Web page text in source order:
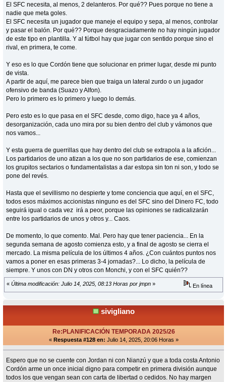
El SFC necesita, al menos, 2 delanteros. Por qué?? Pues porque no tiene a
nadie que meta goles.
El SFC necesita un jugador que maneje el equipo y sepa, al menos, controlar
y pasar el balón. Por qué?? Porque desgraciadamente no hay ningún jugador
de este tipo en plantilla. Y al fútbol hay que jugar con sentido porque sino el
rival, en primera, te come.
Y eso es lo que Cordón tiene que solucionar en primer lugar, desde mi punto
de vista.
A partir de aquí, me parece bien que traiga un lateral zurdo o un jugador
ofensivo de banda (Suazo y Alfon).
Pero lo primero es lo primero y luego lo demás.
Pero esto es lo que pasa en el SFC desde, como digo, hace ya 4 años,
desorganización, cada uno mira por su bien dentro del club y vámonos que
nos vamos...
Y esta guerra de guerrillas que hay dentro del club se extrapola a la afición...
Los partidarios de uno atizan a los que no son partidarios de ese, comienzan
los grupitos sectarios o fundamentalistas a dar estopa sin ton ni son, y todo se
pone del revés.
Hasta que el sevillismo no despierte y tome conciencia que aquí, en el SFC,
todos esos máximos accionistas ninguno es del SFC sino del Dinero FC, todo
seguirá igual o cada vez irá a peor, porque las opiniones se radicalizarán
entre los partidarios de unos y otros y... Caos.
De momento, lo que comento. Mal. Pero hay que tener paciencia... En la
segunda semana de agosto comienza esto, y a final de agosto se cierra el
mercado. La misma película de los últimos 4 años. ¿Con cuántos puntos nos
vamos a poner en esas primeras 3-4 jornadas?... Lo dicho, la película de
siempre. Y unos con DN y otros con Monchi, y con el SFC quién??
« Última modificación: Julio 14, 2025, 08:13 Horas por jmpn » En línea
sivigliano
Re:PLANIFICACIÓN TEMPORADA 2025/26
« Respuesta #128 en: Julio 14, 2025, 20:06 Horas »
Espero que no se cuente con Jordan ni con Nianzú y que a toda costa Antonio
Cordón arme un once inicial digno para competir en primera división aunque
todos los que vengan sean con carta de libertad o cedidos. No hay margen